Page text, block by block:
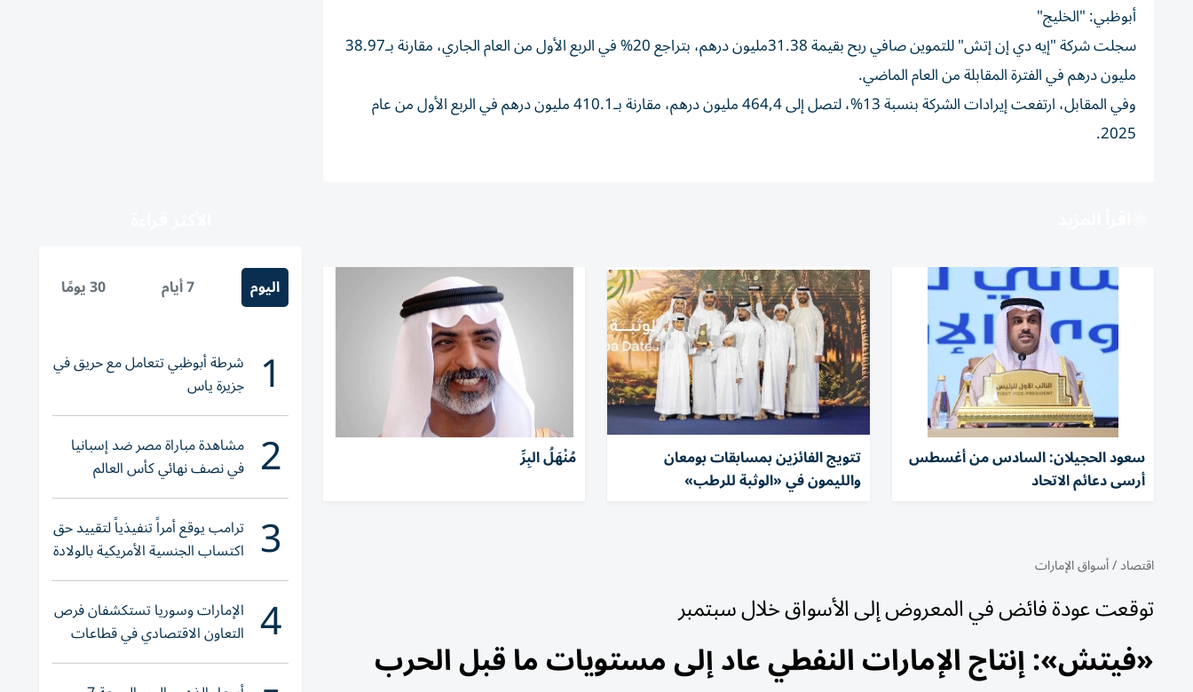
أبوظبي: "الخليج"
سجلت شركة "إيه دي إن إتش" للتموين صافي ربح بقيمة 31.38مليون درهم، بتراجع 20% في الربع الأول من العام الجاري، مقارنة بـ38.97
مليون درهم في الفترة المقابلة من العام الماضي.
وفي المقابل، ارتفعت إيرادات الشركة بنسبة 13%، لتصل إلى 464,4 مليون درهم، مقارنة بـ410.1 مليون درهم في الربع الأول من عام
2025.
سعود الحجيلان: السادس من أغسطس
أرسى دعائم الاتحاد
تتويج الفائزين بمسابقات بومعان
والليمون في «الوثبة للرطب»
مُنْهَلُ البِرِّ
اقتصاد/أسواق الإمارات
توقعت عودة فائض في المعروض إلى الأسواق خلال سبتمبر
«فيتش»: إنتاج الإمارات النفطي عاد إلى مستويات ما قبل الحرب
اليوم 7 أيام 30 يومًا
1 شرطة أبوظبي تتعامل مع حريق في
جزيرة ياس
2 مشاهدة مباراة مصر ضد إسبانيا
في نصف نهائي كأس العالم
لناشئات اليد 2026
3 ترامب يوقع أمراً تنفيذياً لتقييد حق
اكتساب الجنسية الأمريكية بالولادة
4 الإمارات وسوريا تستكشفان فرص
التعاون الاقتصادي في قطاعات
حيوية